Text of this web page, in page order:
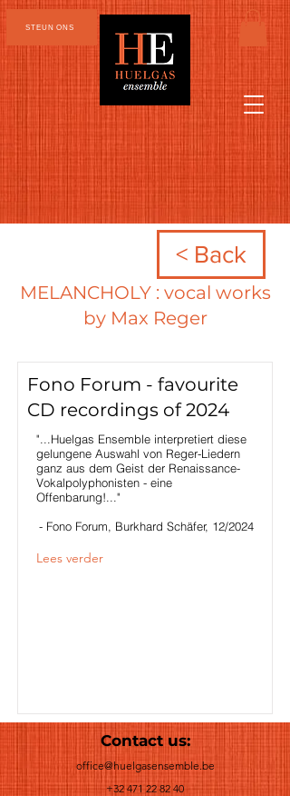
STEUN ONS
< Back
MELANCHOLY : vocal works
by Max Reger
Fono Forum - favourite
CD recordings of 2024
"...Huelgas Ensemble interpretiert diese
gelungene Auswahl von Reger-Liedern
ganz aus dem Geist der Renaissance-
Vokalpolyphonisten - eine
Offenbarung!..."
- Fono Forum, Burkhard Schäfer, 12/2024
Lees verder
Contact us:
office@huelgasensemble.be
+32 471 22 82 40